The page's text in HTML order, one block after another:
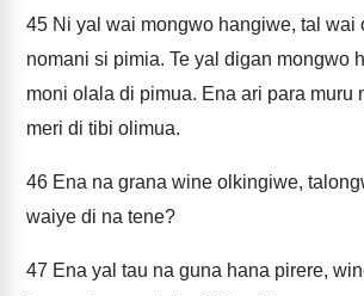
45 Ni yal wai mongwo hangiwe, tal wai
nomani si pimia. Te yal digan mongwo
moni olala di pimua. Ena ari para muru
meri di tibi olimua.
46 Ena na grana wine olkingiwe,
waiye di na tene?
47 Ena yal tau na guna hana pirere,